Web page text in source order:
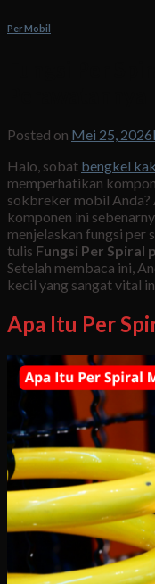
Per Mobil
Posted on Mei 25, 2026
Halo, sobat bengkel
memperhatikan
sokbreker mobil Anda?
komponen ini
menjelaskan fungsi per
tulis Fungsi Per Spiral
Setelah membaca ini,
kecil yang sangat vital
Apa Itu Per